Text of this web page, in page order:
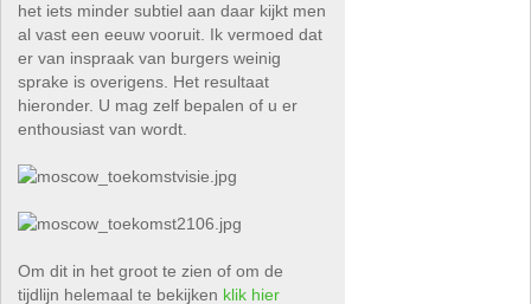
het iets minder subtiel aan daar kijkt men
al vast een eeuw vooruit. Ik vermoed dat
er van inspraak van burgers weinig
sprake is overigens. Het resultaat
hieronder. U mag zelf bepalen of u er
enthousiast van wordt.
Om dit in het groot te zien of om de
tijdlijn helemaal te bekijken klik hier